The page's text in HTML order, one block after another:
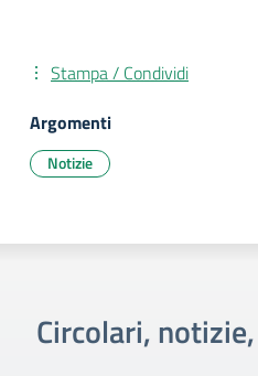
Stampa / Condividi
Argomenti
Notizie
Circolari,